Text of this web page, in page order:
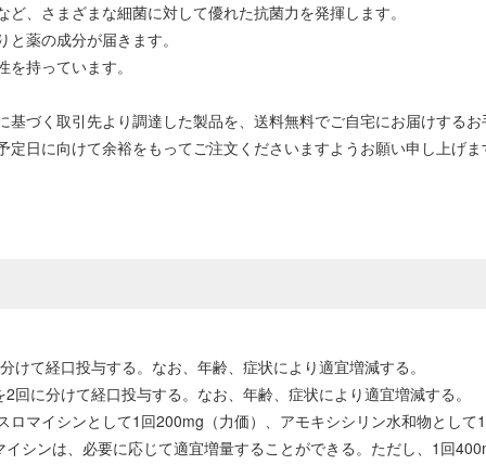
、さまざまな細菌に対して優れた抗菌力を発揮します。
薬の成分が届きます。
持っています。
づく取引先より調達した製品を、送料無料でご自宅にお届けする
日に向けて余裕をもってご注文くださいますようお願い申し上げま
て経口投与する。なお、年齢、症状により適宜増減する。
に分けて経口投与する。なお、年齢、症状により適宜増減する。
マイシンとして1回200mg（力価）、アモキシシリン水和物とし
シンは、必要に応じて適宜増量することができる。ただし、1回